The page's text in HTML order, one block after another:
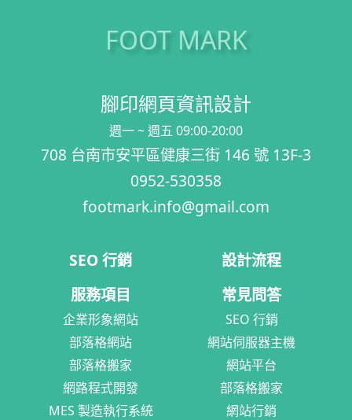
FOOT MARK
腳印網頁資訊設計
週一 ~ 週五 09:00-20:00
708 台南市安平區健康三街 146 號 13F-3
0952-530358
footmark.info@gmail.com
SEO 行銷
服務項目
企業形象網站
部落格網站
部落格搬家
網路程式開發
MES 製造執行系統
設計流程
常見問答
SEO 行銷
網站伺服器主機
網站平台
部落格搬家
網站行銷